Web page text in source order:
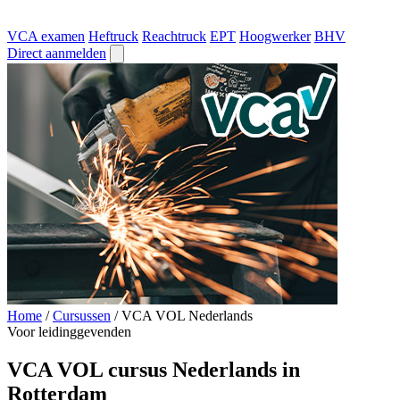
VCA examen Heftruck Reachtruck EPT Hoogwerker BHV
Direct aanmelden
Home / Cursussen / VCA VOL Nederlands
Voor leidinggevenden
VCA VOL cursus Nederlands in
Rotterdam